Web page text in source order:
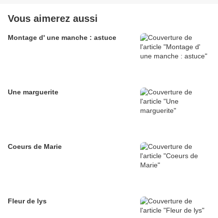
Vous aimerez aussi
Montage d' une manche : astuce
Une marguerite
Coeurs de Marie
Fleur de lys